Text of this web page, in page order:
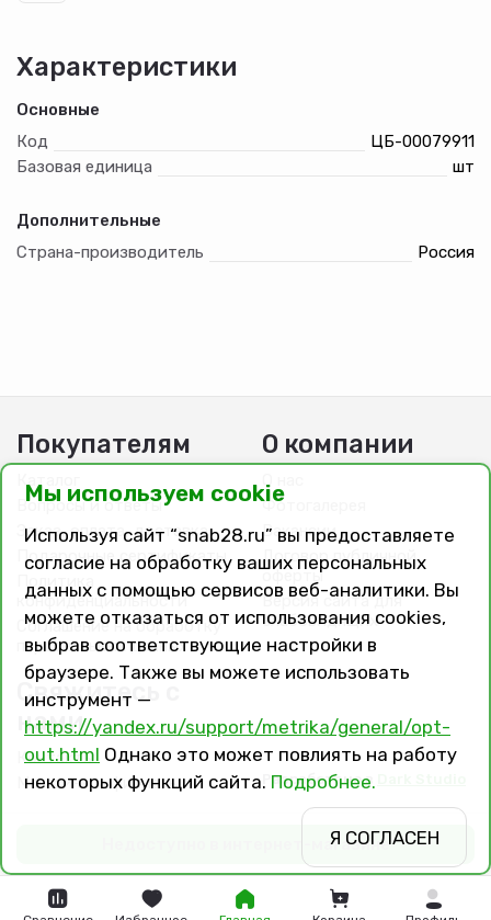
Недоступно в интернет-магазине
Характеристики
Основные
Код
ЦБ-00079911
Базовая единица
шт
Дополнительные
Страна-производитель
Россия
Покупателям
Каталог
Вопросы и ответы
Заказ, оплата, доставка
Подарочные сертификаты
конфиденциальности
Соглашение на обработку
персональных данных
О компании
О нас
Фотогалерея
Вакансии
Договор публичной
оферты
Версия сайта для
слабовидящих
Свяжитесь с
нами
Контакты
Магазины и филиалы
Разработано в
Мы используем cookie
Используя сайт “snab28.ru” вы предоставляете
согласие на обработку ваших персональных
данных с помощью сервисов веб-аналитики. Вы
можете отказаться от использования cookies,
выбрав соответствующие настройки в
браузере. Также вы можете использовать
инструмент —
https://yandex.ru/support/metrika/general/opt-
out.html Однако это может повлиять на работу
некоторых функций сайта. Подробнее.
Я СОГЛАСЕН